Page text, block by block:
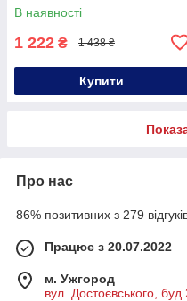
В наявності
1 222 ₴ 1 438 ₴
Купити
Про нас
86% позитивних з 279
Працює з 20.07.2022
м. Ужгород
вул. Достоєвського,